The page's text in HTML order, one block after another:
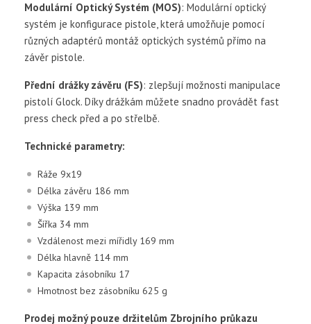
Modulární Optický Systém (MOS): Modulární optický
systém je konfigurace pistole, která umožňuje pomocí
různých adaptérů montáž optických systémů přímo na
závěr pistole.
Přední drážky závěru (FS): zlepšují možnosti manipulace
pistolí Glock. Díky drážkám můžete snadno provádět fast
press check před a po střelbě.
Technické parametry:
Ráže 9x19
Délka závěru 186 mm
Výška 139 mm
Šířka 34 mm
Vzdálenost mezi mířidly 169 mm
Délka hlavně 114 mm
Kapacita zásobníku 17
Hmotnost bez zásobníku 625 g
Prodej možný pouze držitelům Zbrojního průkazu